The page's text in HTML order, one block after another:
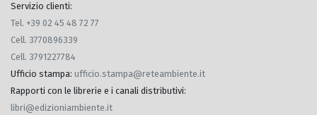
Servizio clienti:
Tel. +39 02 45 48 72 77
Cell. 3770896339
Cell. 3791227784
Ufficio stampa: ufficio.stampa@reteambiente.it
Rapporti con le librerie e i canali distributivi:
libri@edizioniambiente.it